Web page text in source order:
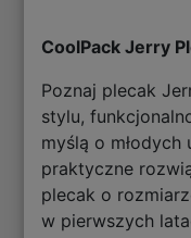
CoolPack Jerry
Poznaj plecak
stylu,
myślą o
praktyczne
plecak o
w pierwszych